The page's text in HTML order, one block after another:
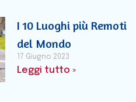
I 10 Luoghi più Remoti
del Mondo
17 Giugno 2023
Leggi tutto »